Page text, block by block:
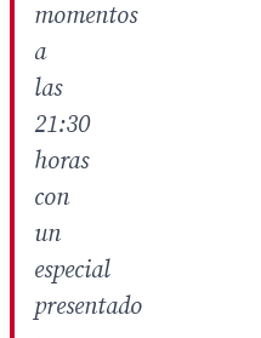
momentos
a
las
21:30
horas
con
un
especial
presentado